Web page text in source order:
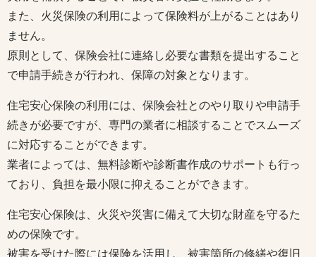
また、火災保険の利用によって保険料が上がることはあり
ません。
原則として、保険会社に連絡し必要な書類を提出すること
で申請手続きが行われ、保障の対象となります。
住宅安心保険の利用には、保険会社とのやり取りや申請手
続きが必要ですが、専門の業者に相談することでスムーズ
に対応することができます。
業者によっては、無料診断や診断書作成のサポートも行っ
ており、負担を最小限に抑えることができます。
住宅安心保険は、火災や災害に備えて大切な財産を守るた
めの保険です。
被害を受けた際には保険を活用し、被害箇所の修繕や復旧